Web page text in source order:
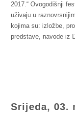
2017.“ Ovogodišnji
uživaju u
kojima su: izložbe,
predstave, navode iz
Srijeda, 03.